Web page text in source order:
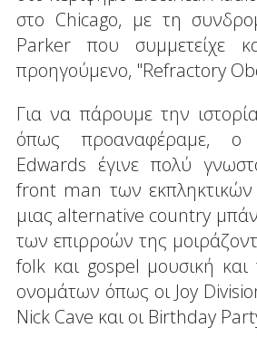
στο Chicago, με τη
Parker που συμμετείχε
προηγούμενο, "Refractory
Για να πάρουμε την
όπως προαναφέραμε, ο
Edwards έγινε πολύ
front man των
μιας alternative country
των επιρροών της
folk και gospel μουσική και
ονομάτων όπως οι Joy
Nick Cave και οι Birthday